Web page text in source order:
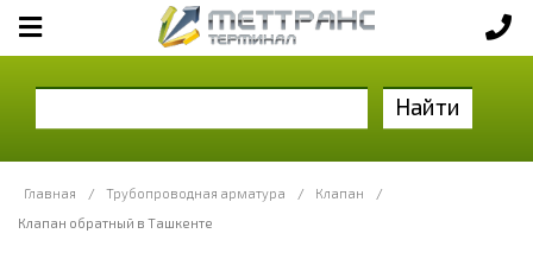
Найти
Главная / Трубопроводная арматура / Клапан
/
Клапан обратный в Ташкенте